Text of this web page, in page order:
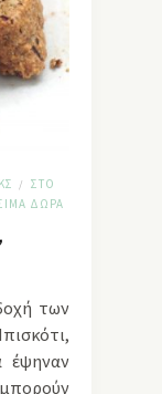
/
ΣΤΟ
ΔΏΡΑ
των
έψηναν